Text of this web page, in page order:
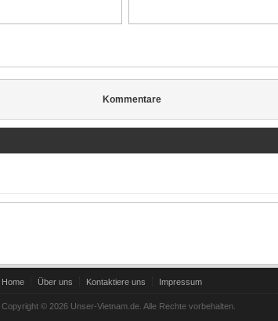
Kommentare
Home Über uns Kontaktiere uns Impressum
Copyright © 2026 Unser-Vietnam.de. Alle Rechte vorbehalten.